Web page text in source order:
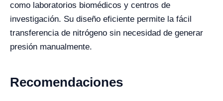
como laboratorios biomédicos y centros de
investigación. Su diseño eficiente permite la fácil
transferencia de nitrógeno sin necesidad de generar
presión manualmente.
Recomendaciones